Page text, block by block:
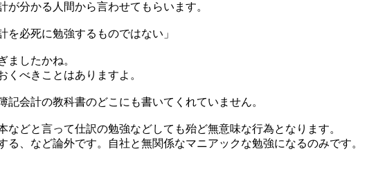
が分かる人間から言わせてもらいます。
を必死に勉強するものではない」
ましたかね。
くべきことはありますよ。
記会計の教科書のどこにも書いてくれていません。
などと言って仕訳の勉強などしても殆ど無意味な行為となります。
る、など論外です。自社と無関係なマニアックな勉強になるのみです。